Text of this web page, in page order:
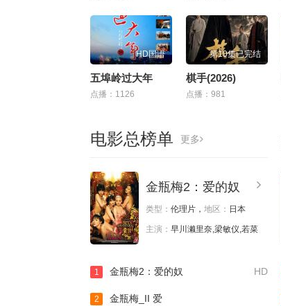
HD国语
五埠岭过大年
点播：1126
第10集已完结
棋手(2026)
点播：981
电影总榜单 更多
金瓶梅2：爱的奴
类型： 伦理片， 地区： 日本
主演： 早川濑里奈,梁敏仪,若菜
HD
1 金瓶梅2：爱的奴
2 金瓶梅_II 爱